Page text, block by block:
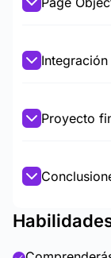
Proyecto